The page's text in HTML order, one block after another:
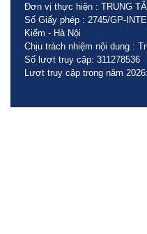
Đơn vị thực hiện : TRUNG
Số Giấy phép : 2745/GP-
Kiếm - Hà Nội
Chịu trách nhiệm nội dung :
Số lượt truy cập: 311278536
Lượt truy cập trong năm